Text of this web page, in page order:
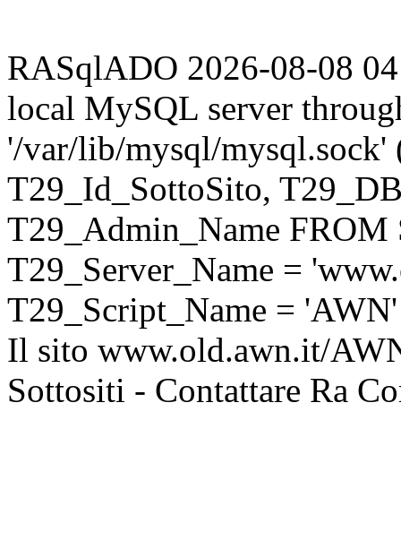
RASqlADO 2026-08-08
local MySQL server
'/var/lib/mysql/mysql.sock'
T29_Id_SottoSito,
T29_Admin_Name
T29_Server_Name =
T29_Script_Name = 'AWN'
Il sito www.old.awn.it/
Sottositi - Contattare Ra